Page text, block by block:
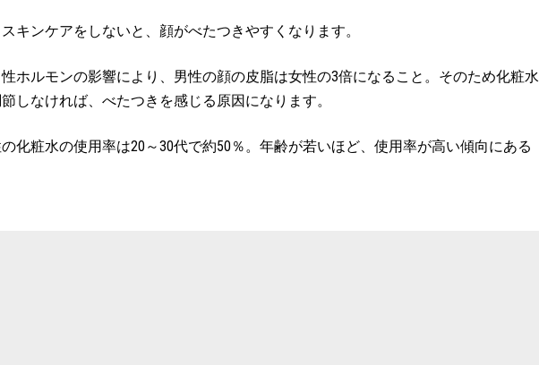
キンケアをしないと、顔がべたつきやすくなります。
ホルモンの影響により、男性の顔の皮脂は女性の3倍になること。そのため化粧水
しなければ、べたつきを感じる原因になります。
化粧水の使用率は20～30代で約50％。年齢が若いほど、使用率が高い傾向にある